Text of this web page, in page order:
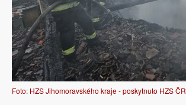
Foto: HZS Jihomoravského kraje - poskytnuto HZS ČR